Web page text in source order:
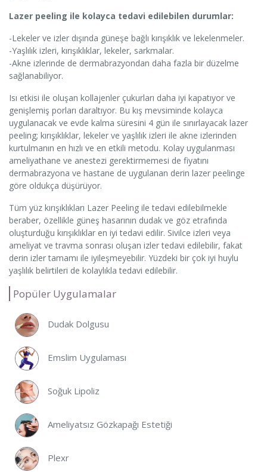
Lazer peeling ile kolayca tedavi edilebilen durumlar:
-Lekeler ve izler dışında güneşe bağlı kırışıklık ve lekelenmeler.
-Yaşlılık izleri, kırışıklıklar, lekeler, sarkmalar.
-Akne izlerinde de dermabrazyondan daha fazla bir düzelme
sağlanabiliyor.
Isı etkisi ile oluşan kollajenler çukurları daha iyi kapatıyor ve
genişlemiş porları daraltıyor. Bu kış mevsiminde kolayca
uygulanacak ve evde kalma süresini 4 gün ile sınırlayacak lazer
peeling; kırışıklıklar, lekeler ve yaşlılık izleri ile akne izlerinden
kurtulmanın en hızlı ve en etkili metodu. Kolay uygulanması
ameliyathane ve anestezi gerektirmemesi de fiyatını
dermabrazyona ve hastane de uygulanan derin lazer peelinge
göre oldukça düşürüyor.
Tüm yüz kırışıklıkları Lazer Peeling ile tedavi edilebilmekle
beraber, özellikle güneş hasarının dudak ve göz etrafında
oluşturduğu kırışıklıklar en iyi tedavi edilir. Sivilce izleri veya
ameliyat ve travma sonrası oluşan izler tedavi edilebilir, fakat
derin izler tamamı ile iyileşmeyebilir. Yüzdeki bir çok iyi huylu
yaşlılık belirtileri de kolaylıkla tedavi edilebilir.
Popüler Uygulamalar
Dudak Dolgusu
Emslim Uygulaması
Soğuk Lipoliz
Ameliyatsız Gözkapağı Estetiği
Plexr